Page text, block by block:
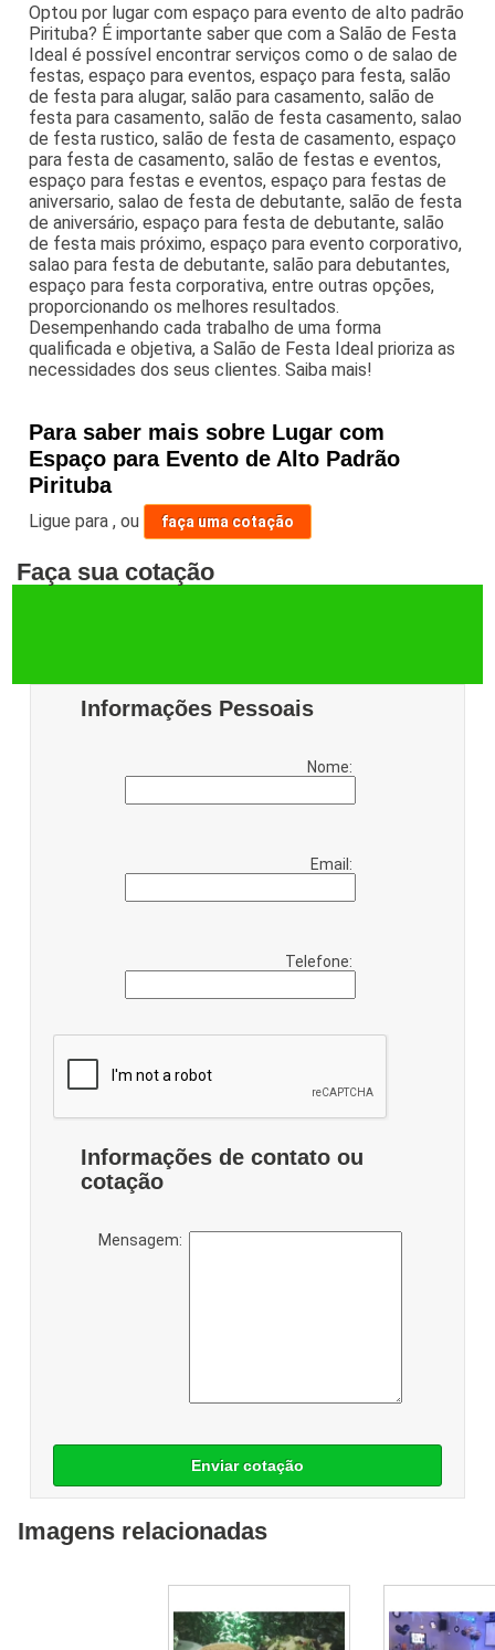
Optou por lugar com espaço para evento de alto padrão
Pirituba? É importante saber que com a Salão de Festa
Ideal é possível encontrar serviços como o de salao de
festas, espaço para eventos, espaço para festa, salão
de festa para alugar, salão para casamento, salão de
festa para casamento, salão de festa casamento, salao
de festa rustico, salão de festa de casamento, espaço
para festa de casamento, salão de festas e eventos,
espaço para festas e eventos, espaço para festas de
aniversario, salao de festa de debutante, salão de festa
de aniversário, espaço para festa de debutante, salão
de festa mais próximo, espaço para evento corporativo,
salao para festa de debutante, salão para debutantes,
espaço para festa corporativa, entre outras opções,
proporcionando os melhores resultados.
Desempenhando cada trabalho de uma forma
qualificada e objetiva, a Salão de Festa Ideal prioriza as
necessidades dos seus clientes. Saiba mais!
Para saber mais sobre Lugar com
Espaço para Evento de Alto Padrão
Pirituba
Ligue para,ou faça uma cotação
Faça sua cotação
Informações Pessoais
Nome:
Email:
Telefone:
Informações de contato ou
cotação
Mensagem:
Enviar cotação
Imagens relacionadas